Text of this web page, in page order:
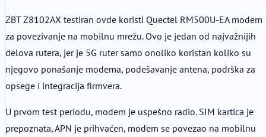
ZBT Z8102AX testiran ovde koristi Quectel RM500U-EA modem
za povezivanje na mobilnu mrežu. Ovo je jedan od najvažnijih
delova rutera, jer je 5G ruter samo onoliko koristan koliko su
njegovo ponašanje modema, podešavanje antena, podrška za
opsege i integracija firmvera.
U prvom test periodu, modem je uspešno radio. SIM kartica je
prepoznata, APN je prihvaćen, modem se povezao na mobilnu